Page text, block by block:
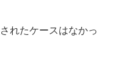
れたケースはなかっ